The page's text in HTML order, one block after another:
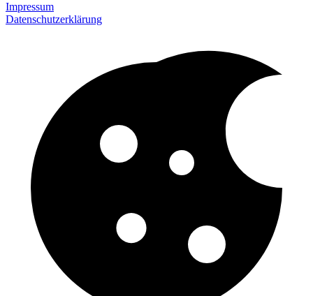
Impressum
Datenschutzerklärung